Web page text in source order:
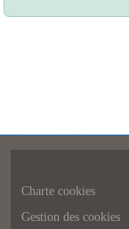
Charte cookies
Gestion des cookies